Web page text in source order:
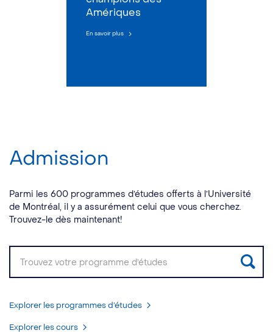
Amériques
En savoir plus
Admission
Parmi les 600 programmes d’études offerts à l’Université
de Montréal, il y a assurément celui que vous cherchez.
Trouvez-le dès maintenant!
Explorer les programmes d’études
Explorer les cours